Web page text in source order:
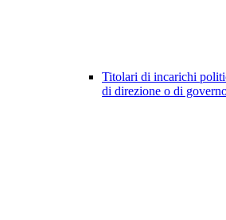
Titolari di incarichi
di direzione o di